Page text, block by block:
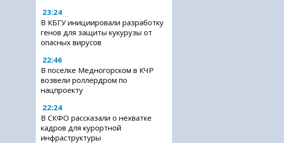
23:24
В КБГУ инициировали разработку
генов для защиты кукурузы от
опасных вирусов
22:46
В поселке Медногорском в КЧР
возвели роллердром по
нацпроекту
22:24
В СКФО рассказали о нехватке
кадров для курортной
инфраструктуры